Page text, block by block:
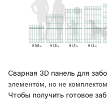
Сварная 3D панель для
элементом, но не комплектом.
Чтобы получить готовое